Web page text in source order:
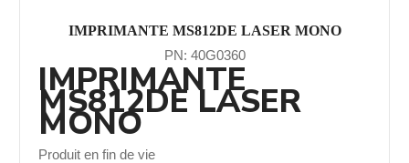
IMPRIMANTE MS812DE LASER MONO
PN: 40G0360
IMPRIMANTE
MS812DE LASER
MONO
Produit en fin de vie